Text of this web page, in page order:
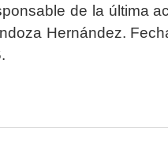
de la última
Hernández.